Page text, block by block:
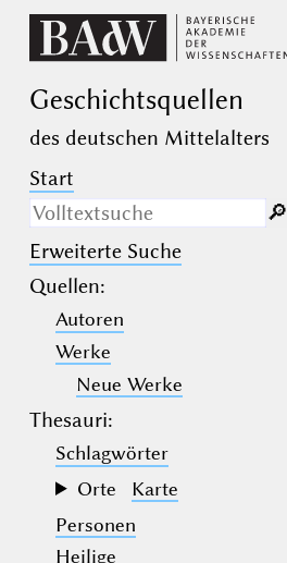
Geschichts­quellen
des deutschen Mittelalters
Start
Nur in Beschreibungs­texten
suchen
(der Unterstrich) ist Platzhalter für
genau ein Zeichen.
(das Prozentzeichen) ist Platzhalter
für kein, ein oder mehr als ein
Zeichen.
🔎︎
Erweiterte Suche
Quellen:
Autoren
Werke
Neue Werke
Thesauri:
Schlagwörter
Orte
Karte
Personen
Heilige